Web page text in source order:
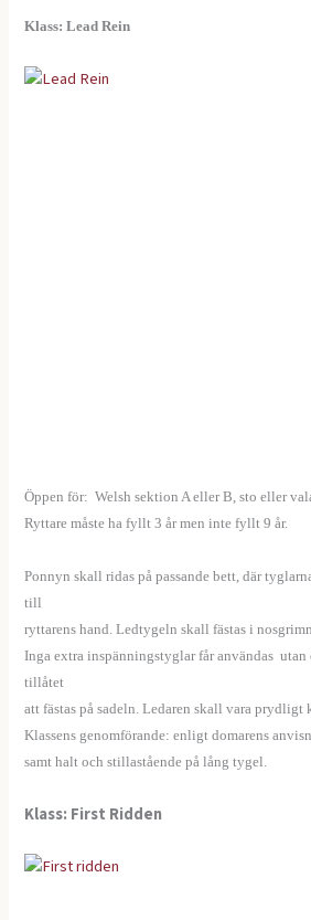
Klass: Lead Rein
Öppen för: Welsh sektion A eller B, sto eller
Ryttare måste ha fyllt 3 år men inte fyllt 9 år.
Ponnyn skall ridas på passande bett, där
till
ryttarens hand. Ledtygeln skall fästas i
Inga extra inspänningstyglar får användas utan
tillåtet
att fästas på sadeln. Ledaren skall vara prydligt
Klassens genomförande: enligt domarens
samt halt och stillastående på lång tygel.
Klass: First Ridden